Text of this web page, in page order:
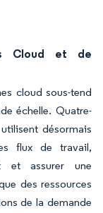
Cloud et de
cloud sous-tend
échelle. Quatre-
désormais
flux de travail,
et assurer une
des ressources
de la demande